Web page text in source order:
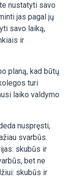
nustatyti savo
jas pagal jų
savo laiką,
ir
planą, kad būtų
turi
laiko valdymo
nuspręsti,
svarbūs.
skubūs ir
bet ne
skubūs ir